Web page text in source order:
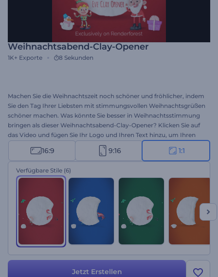
Weihnachtsabend-Clay-Opener
1K+ Exporte 8 Sekunden
Machen Sie die Weihnachtszeit noch schöner und fröhlicher, indem
Sie den Tag Ihrer Liebsten mit stimmungsvollen Weihnachtsgrüßen
schöner machen. Was könnte Sie besser in Weihnachtsstimmung
bringen als dieser Weihnachtsabend-Clay-Opener? Klicken Sie auf
das Video und fügen Sie Ihr Logo und Ihren Text hinzu, um Ihren
Weihnachtsfeier-Opener, Ihre Neujahrswerbung, Ihren speziellen
Videogruß und vieles mehr zu gestalten. Probieren Sie es jetzt aus!
16:9 9:16 1:1
Verfügbare Stile (6)
Jetzt Erstellen